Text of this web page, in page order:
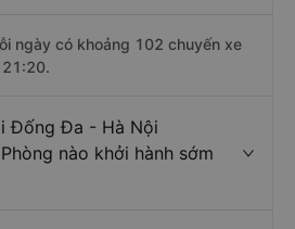
ngày có khoảng 102 chuyến xe
Đống Đa - Hà Nội
nào khởi hành sớm